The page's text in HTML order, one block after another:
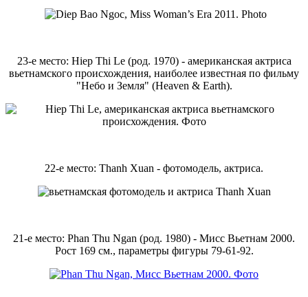
23-е место: Hiep Thi Le (род. 1970) - американская актриса
вьетнамского происхождения, наиболее известная по фильму
"Небо и Земля" (Heaven & Earth).
22-е место: Thanh Xuan - фотомодель, актриса.
21-е место: Phan Thu Ngan (род. 1980) - Мисс Вьетнам 2000.
Рост 169 см., параметры фигуры 79-61-92.